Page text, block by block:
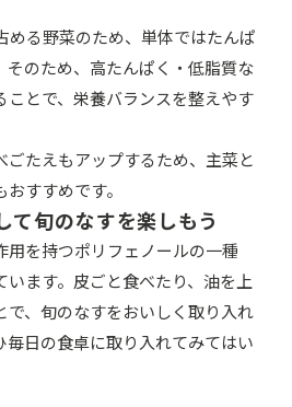
める野菜のため、単体ではたんぱ
そのため、高たんぱく・低脂質な
ことで、栄養バランスを整えやす
ごたえもアップするため、主菜と
すすめです。
て旬のなすを楽しもう
用を持つポリフェノールの一種
います。皮ごと食べたり、油を上
で、旬のなすをおいしく取り入れ
毎日の食卓に取り入れてみてはい